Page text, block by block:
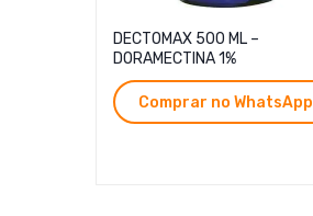
DECTOMAX 500 ML –
DORAMECTINA 1%
Comprar no WhatsApp